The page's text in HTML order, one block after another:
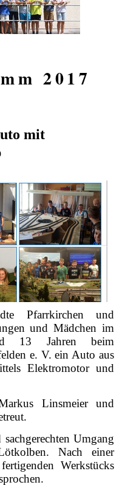
2017
mit
Pfarrkirchen und
und Mädchen im
13 Jahren beim
e. V. ein Auto aus
Elektromotor und
Linsmeier und
Umgang
Nach einer
Werkstücks